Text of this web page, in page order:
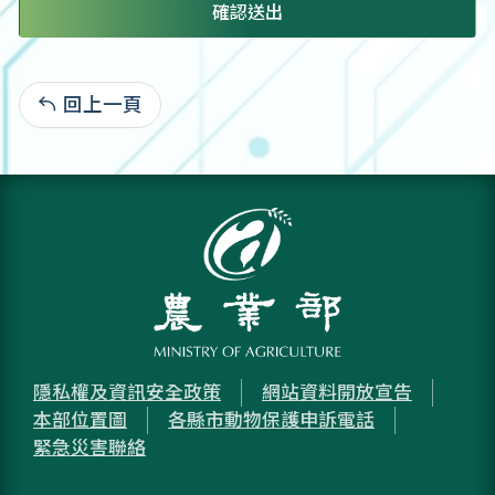
確認送出
回上一頁
隱私權及資訊安全政策
網站資料開放宣告
本部位置圖
各縣市動物保護申訴電話
緊急災害聯絡